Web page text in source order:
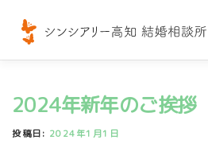
テ
へ
2024年新年のご挨拶
投稿日: 2024年1月1日